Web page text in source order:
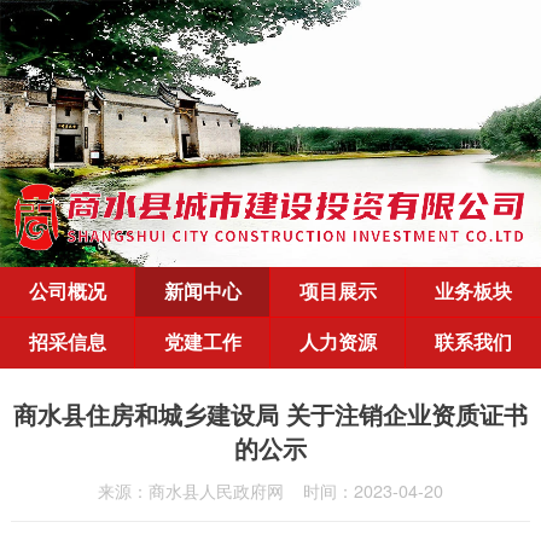
公司概况 新闻中心 项目展示
业务板块
招采信息
党建工作 人力资源 联系我们
商水县住房和城乡建设局 关于注销企业资质证书
的公示
来源：商水县人民政府网 时间：2023-04-20